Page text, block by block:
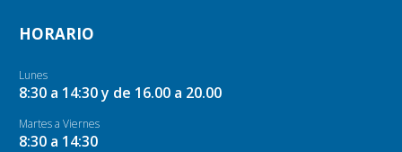
HORARIO
Lunes
8:30 a 14:30 y de 16.00 a 20.00
Martes a Viernes
8:30 a 14:30